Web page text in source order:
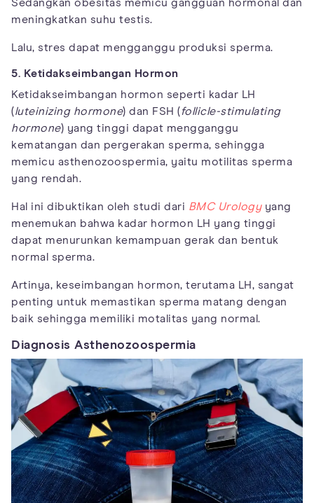
Sedangkan obesitas memicu gangguan hormonal dan
meningkatkan suhu testis.
Lalu, stres dapat mengganggu produksi sperma.
5. Ketidakseimbangan Hormon
Ketidakseimbangan hormon seperti kadar LH
(luteinizing hormone) dan FSH ( follicle-stimulating
hormone) yang tinggi dapat mengganggu
kematangan dan pergerakan sperma, sehingga
memicu asthenozoospermia, yaitu motilitas sperma
yang rendah.
Hal ini dibuktikan oleh studi dari BMC Urologyyang
menemukan bahwa kadar hormon LH yang tinggi
dapat menurunkan kemampuan gerak dan bentuk
normal sperma.
Artinya, keseimbangan hormon, terutama LH, sangat
penting untuk memastikan sperma matang dengan
baik sehingga memiliki motalitas yang normal.
Diagnosis Asthenozoospermia